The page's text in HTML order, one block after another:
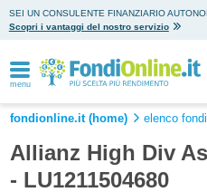
SEI UN CONSULENTE FINANZIARIO
Scopri i vantaggi del nostro servizio
menu
fondionline.it (home) elenco fondi
Allianz High Div
- LU1211504680